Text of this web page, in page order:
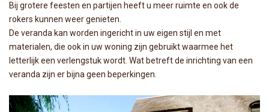
Bij grotere feesten en partijen heeft u meer ruimte en ook de
rokers kunnen weer genieten.
De veranda kan worden ingericht in uw eigen stijl en met
materialen, die ook in uw woning zijn gebruikt waarmee het
letterlijk een verlengstuk wordt. Wat betreft de inrichting van een
veranda zijn er bijna geen beperkingen.